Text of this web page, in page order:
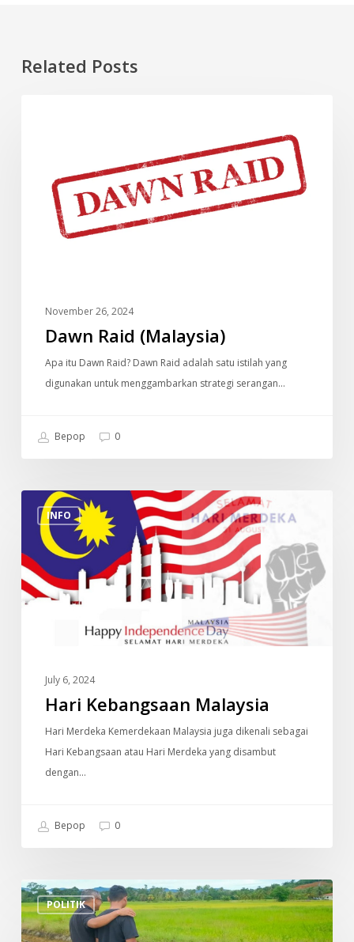
Related Posts
November 26, 2024
Dawn Raid (Malaysia)
Apa itu Dawn Raid? Dawn Raid adalah satu istilah yang
digunakan untuk menggambarkan strategi serangan…
Bepop 0
INFO
Kebangsaan
Malaysia
July 6, 2024
Hari Kebangsaan Malaysia
Hari Merdeka Kemerdekaan Malaysia juga dikenali sebagai
Hari Kebangsaan atau Hari Merdeka yang disambut
dengan…
Bepop 0
POLITIK
Individu
Ini
Dedah